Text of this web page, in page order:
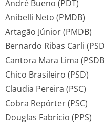
André Bueno (PDT)
Anibelli Neto (PMDB)
Artagão Júnior (PMDB)
Bernardo Ribas Carli
Cantora Mara Lima
Chico Brasileiro (PSD)
Claudia Pereira (PSC)
Cobra Repórter (PSC)
Douglas Fabrício (PPS)